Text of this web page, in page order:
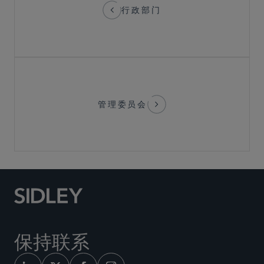
行政部门
管理委员会
保持联系